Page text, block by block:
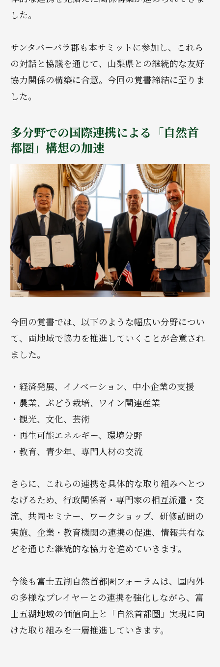
した。
サンタバーバラ郡も本サミットに参加し、これら
の対話と協議を通じて、山梨県との継続的な友好
協力関係の構築に合意。今回の覚書締結に至りま
した。
多分野での国際連携による「自然首
都圏」構想の加速
今回の覚書では、以下のような幅広い分野につい
て、両地域で協力を推進していくことが合意され
ました。
・経済発展、イノベーション、中小企業の支援
・農業、ぶどう栽培、ワイン関連産業
・観光、文化、芸術
・再生可能エネルギー、環境分野
・教育、青少年、専門人材の交流
さらに、これらの連携を具体的な取り組みへとつ
なげるため、行政関係者・専門家の相互派遣・交
流、共同セミナー、ワークショップ、研修訪問の
実施、企業・教育機関の連携の促進、情報共有な
どを通じた継続的な協力を進めていきます。
今後も富士五湖自然首都圏フォーラムは、国内外
の多様なプレイヤーとの連携を強化しながら、富
士五湖地域の価値向上と「自然首都圏」実現に向
けた取り組みを一層推進していきます。